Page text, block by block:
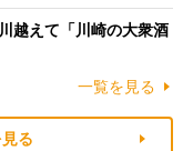
越えて「川崎の大衆酒
一覧を見る
る